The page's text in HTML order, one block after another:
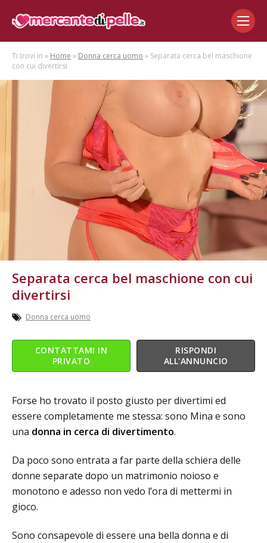
Ti trovi in » Home » Donna cerca uomo » Separata cerca bel maschione
con cui divertirsi
Separata cerca bel maschione con cui
divertirsi
Donna cerca uomo
CONTATTAMI IN
PRIVATO
RISPONDI
ALL'ANNUNCIO
Forse ho trovato il posto giusto per divertimi ed
essere completamente me stessa: sono Mina e sono
una donna in cerca di divertimento.
Da poco sono entrata a far parte della schiera delle
donne separate dopo un matrimonio noioso e
monotono e adesso non vedo l’ora di mettermi in
gioco.
Sono consapevole di essere una bella donna e di